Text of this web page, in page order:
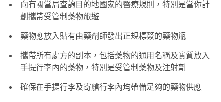
向有關當局查詢目的地國家的醫療規則，特別是當你計
劃攜帶受管制藥物旅遊
藥物應放入貼有由藥劑師發出正規標簽的藥物瓶
攜帶所有處方的副本，包括藥物的通用名稱及實質放入
手提行李內的藥物，特別是受管制藥物及注射劑
確保在手提行李及寄艙行李內均帶備足夠的藥物供應